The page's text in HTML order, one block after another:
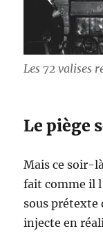
Les 72 valises
Le piège
Mais ce soir-
fait comme il
sous prétexte
injecte en